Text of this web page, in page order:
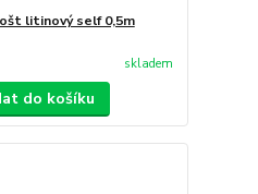
litinový self 0,5m
skladem
do košíku